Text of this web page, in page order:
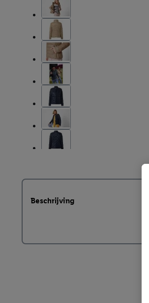
Beschrijving